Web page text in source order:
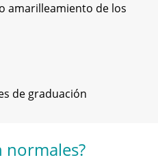
amarilleamiento de los
de graduación
normales?